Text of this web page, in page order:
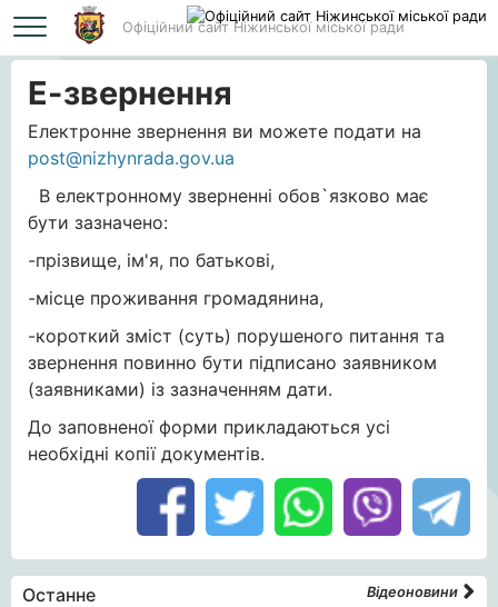
Офіційний сайт Ніжинської міської ради
Головна Е-звернення
Е-звернення
Електронне звернення ви можете подати на
post@nizhynrada.gov.ua
В електронному зверненні обов`язково має
бути зазначено:
-прізвище, ім'я, по батькові,
-місце проживання громадянина,
-короткий зміст (суть) порушеного питання та
звернення повинно бути підписано заявником
(заявниками) із зазначенням дати.
До заповненої форми прикладаються усі
необхідні копії документів.
Останне Відеоновини